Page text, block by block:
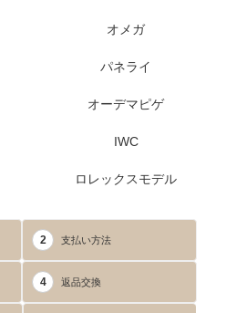
オメガ
パネライ
オーデマピゲ
IWC
ロレックスモデル
2 支払い方法
4 返品交換